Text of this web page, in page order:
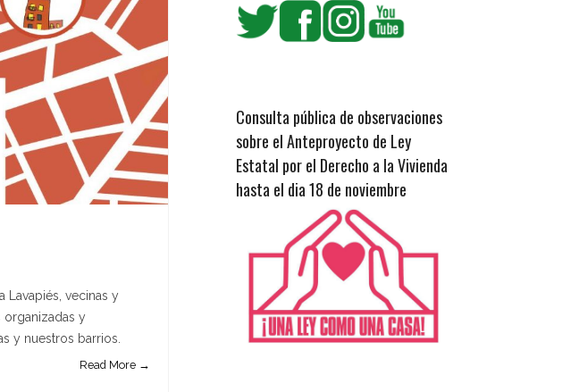
Lavapiés, vecinas y
organizadas y
y nuestros barrios.
Read More →
Consulta pública de observaciones
sobre el Anteproyecto de Ley
Estatal por el Derecho a la Vivienda
hasta el dia 18 de noviembre